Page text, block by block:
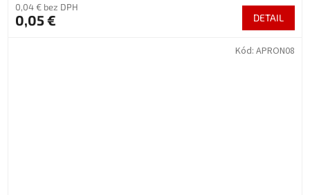
0,04 € bez DPH
0,05 € DETAIL
Kód: APRON08